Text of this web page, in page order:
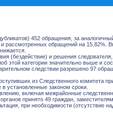
452 обращения, за
обращений на 15,82%.
(бездействие) и решения следователя,
этой категории значительно выше и
следствии разрешено 97
из Следственного комитета
установленные законом сроки.
включая межрайонные
принято 49 граждан,
при необходимости (отсутствие